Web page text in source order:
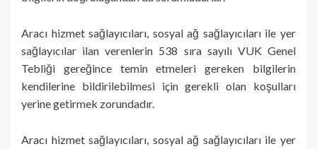
Aracı hizmet sağlayıcıları, sosyal ağ sağlayıcıları ile yer
sağlayıcılar ilan verenlerin 538 sıra sayılı VUK Genel
Tebliği gereğince temin etmeleri gereken bilgilerin
kendilerine bildirilebilmesi için gerekli olan koşulları
yerine getirmek zorundadır.
Aracı hizmet sağlayıcıları, sosyal ağ sağlayıcıları ile yer